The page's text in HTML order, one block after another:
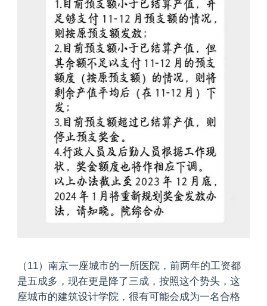
（11）南京一座城市的一所医院，前两年的工资都
是五成多，现在更是降了三成，按照这个势头，这
座城市的建筑设计学院，很有可能会成为一名合格